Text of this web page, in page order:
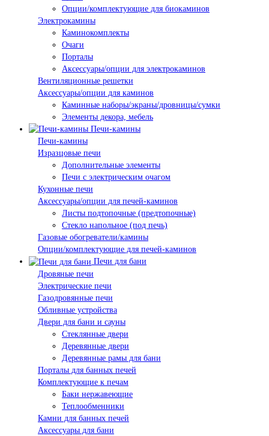
Опции/комплектующие для биокаминов
Электрокамины
Каминокомплекты
Очаги
Порталы
Аксессуары/опции для электрокаминов
Вентиляционные решетки
Аксессуары/опции для каминов
Каминные наборы/экраны/дровницы/сумки
Элементы декора, мебель
Печи-камины
Печи-камины
Изразцовые печи
Дополнительные элементы
Печи с электрическим очагом
Кухонные печи
Аксессуары/опции для печей-каминов
Листы подтопочные (предтопочные)
Стекло напольное (под печь)
Газовые обогреватели/камины
Опции/комплектующие для печей-каминов
Печи для бани
Дровяные печи
Электрические печи
Газодровянные печи
Обливные устройства
Двери для бани и сауны
Стеклянные двери
Деревянные двери
Деревянные рамы для бани
Порталы для банных печей
Комплектующие к печам
Баки нержавеющие
Теплообменники
Камни для банных печей
Аксессуары для бани